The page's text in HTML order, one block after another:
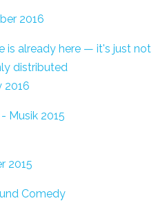
2016
is already here — it's just not
distributed
2016
Musik 2015
2015
Comedy